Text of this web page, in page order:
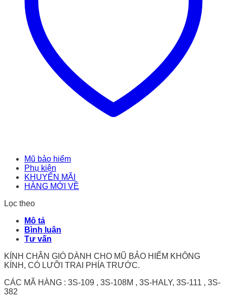
Mũ bảo hiểm
Phụ kiện
KHUYẾN MÃI
HÀNG MỚI VỀ
Lọc theo
Mô tả
Bình luận
Tư vấn
KÍNH CHẮN GIÓ DÀNH CHO MŨ BẢO HIỂM KHÔNG
KÍNH, CÓ LƯỠI TRAI PHÍA TRƯỚC.
CÁC MÃ HÀNG : 3S-109 , 3S-108M , 3S-HALY, 3S-111 , 3S-
382